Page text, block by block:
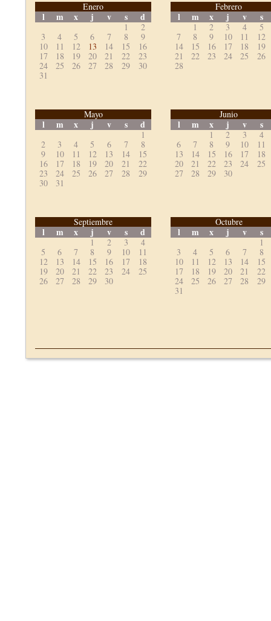
Enero
l m x j v s d
1
2
3
4 5 6 7 8
9
10
11 12 13 14 15
16
17
18 19 20 21 22
23
24
25 26 27 28 29
30
31
Febrero
l m x j v s
1 2 3 4
5
7
8 9 10 11
12
14
15 16 17 18
19
21
22 23 24 25
26
28
Mayo
l m x j v s d
1
2
3 4 5 6 7
8
9
10 11 12 13 14
15
16
17 18 19 20 21
22
23
24 25 26 27 28
29
30
31
Junio
l m x j v s
1 2 3
4
6
7 8 9 10
11
13
14 15 16 17
18
20
21 22 23 24
25
27
28 29 30
Septiembre
l m x j v s d
1 2 3
4
5
6 7 8 9 10
11
12
13 14 15 16 17
18
19
20 21 22 23 24
25
26
27 28 29 30
Octubre
l m x j v s
1
3
4 5 6 7
8
10
11 12 13 14
15
17
18 19 20 21
22
24
25 26 27 28
29
31